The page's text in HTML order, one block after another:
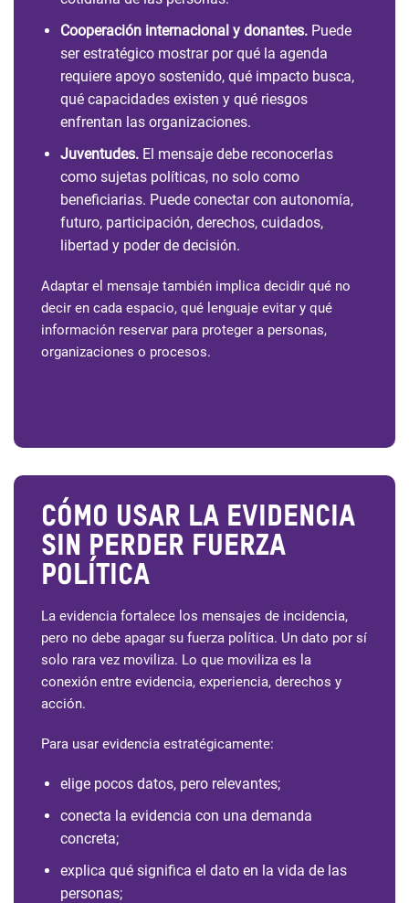
Cooperación internacional y donantes. Puede
ser estratégico mostrar por qué la agenda
requiere apoyo sostenido, qué impacto busca,
qué capacidades existen y qué riesgos
enfrentan las organizaciones.
Juventudes. El mensaje debe reconocerlas
como sujetas políticas, no solo como
beneficiarias. Puede conectar con autonomía,
futuro, participación, derechos, cuidados,
libertad y poder de decisión.
Adaptar el mensaje también implica decidir qué no
decir en cada espacio, qué lenguaje evitar y qué
información reservar para proteger a personas,
organizaciones o procesos.
Cómo usar la evidencia
sin perder fuerza
política
La evidencia fortalece los mensajes de incidencia,
pero no debe apagar su fuerza política. Un dato por sí
solo rara vez moviliza. Lo que moviliza es la
conexión entre evidencia, experiencia, derechos y
acción.
Para usar evidencia estratégicamente:
elige pocos datos, pero relevantes;
conecta la evidencia con una demanda
concreta;
explica qué significa el dato en la vida de las
personas;